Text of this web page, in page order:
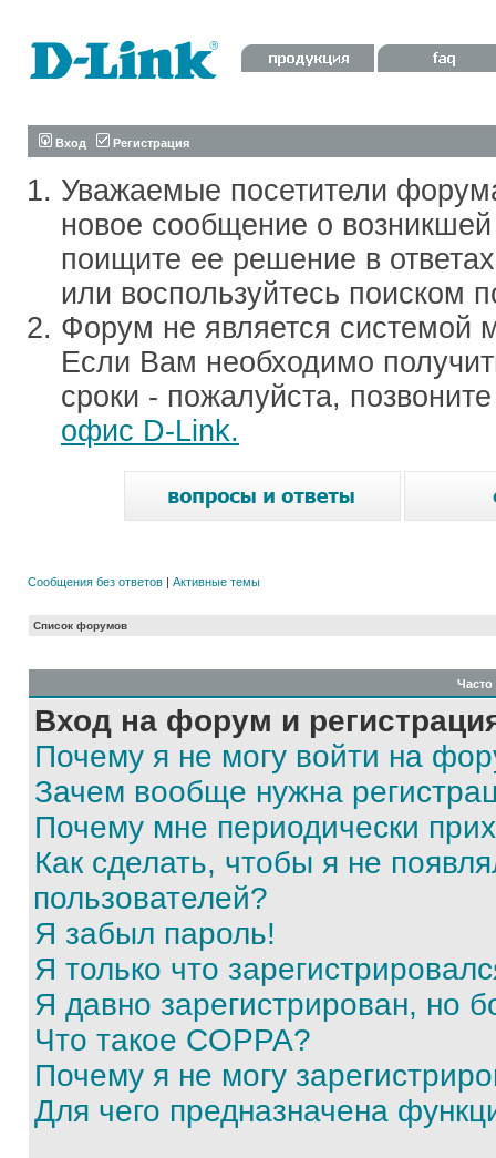
Вход Регистрация
Уважаемые посетители
новое сообщение о
поищите ее решение в
или воспользуйтесь поиском
Форум не является системой
Если Вам необходимо
сроки - пожалуйста,
офис D-Link.
Сообщения без ответов | Активные темы
Список форумов
Вход на форум и
Почему я не могу войти на
Зачем вообще нужна
Почему мне периодически
Как сделать, чтобы я не
пользователей?
Я забыл пароль!
Я только что
Я давно зарегистрирован, но
Что такое COPPA?
Почему я не могу
Для чего предназначена